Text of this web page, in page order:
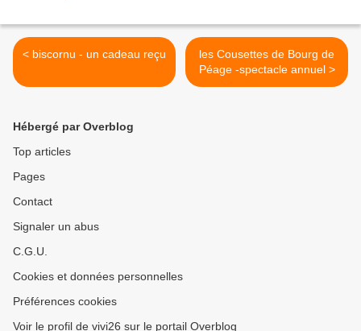
< biscornu - un cadeau reçu
les Cousettes de Bourg de
Péage -spectacle annuel >
Hébergé par Overblog
Top articles
Pages
Contact
Signaler un abus
C.G.U.
Cookies et données personnelles
Préférences cookies
Voir le profil de vivi26 sur le portail Overblog